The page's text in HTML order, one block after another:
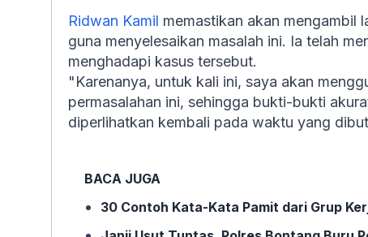
Ridwan Kamil memastikan akan mengambil
guna menyelesaikan masalah ini. Ia telah
menghadapi kasus tersebut.
"Karenanya, untuk kali ini, saya akan
permasalahan ini, sehingga bukti-bukti
diperlihatkan kembali pada waktu yang
BACA JUGA
30 Contoh Kata-Kata Pamit dari Grup